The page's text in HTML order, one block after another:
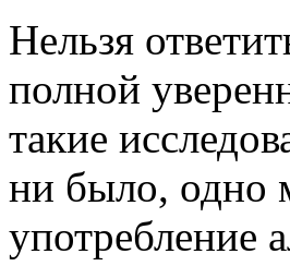
Нельзя
полной
такие
ни было, одно
употребление